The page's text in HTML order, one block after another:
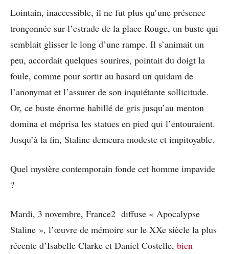
Lointain, inaccessible, il ne fut plus qu’une présence
tronçonnée sur l’estrade de la place Rouge, un buste qui
semblait glisser le long d’une rampe. Il s’animait un
peu, accordait quelques sourires, pointait du doigt la
foule, comme pour sortir au hasard un quidam de
l’anonymat et l’assurer de son inquiétante sollicitude.
Or, ce buste énorme habillé de gris jusqu’au menton
domina et méprisa les statues en pied qui l’entouraient.
Jusqu’à la fin, Staline demeura modeste et impitoyable.
Quel mystère contemporain fonde cet homme impavide
?
Mardi, 3 novembre, France2 diffuse « Apocalypse
Staline », l’œuvre de mémoire sur le XXe siècle la plus
récente d’Isabelle Clarke et Daniel Costelle, bien